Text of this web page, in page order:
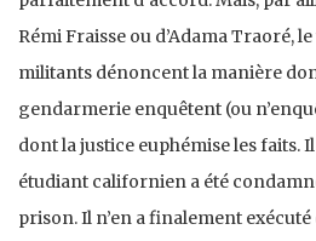
Rémi Fraisse ou d’Adama Traoré,
militants dénoncent la manière
gendarmerie enquêtent (ou
dont la justice euphémise les faits.
étudiant californien a été
prison. Il n’en a finalement